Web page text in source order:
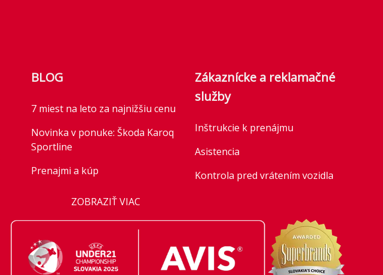
BLOG
7 miest na leto za najnižšiu cenu
Novinka v ponuke: Škoda Karoq
Sportline
Prenajmi a kúp
Novinka v ponuke: Honda HR-V
Advance Style Plus
Parkovanie pre rastúce flotily:
nové modely mobility v roku
2026
Zákaznícke a reklamačné
služby
Inštrukcie k prenájmu
Asistencia
Kontrola pred vrátením vozidla
Informácia o spracúvaní
prostredníctvom sociálnych médii
ZOBRAZIŤ VIAC